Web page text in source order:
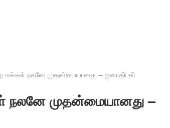
மக்கள் நலனே முதன்மையானது – ஜனாதிபதி
நலனே முதன்மையானது –